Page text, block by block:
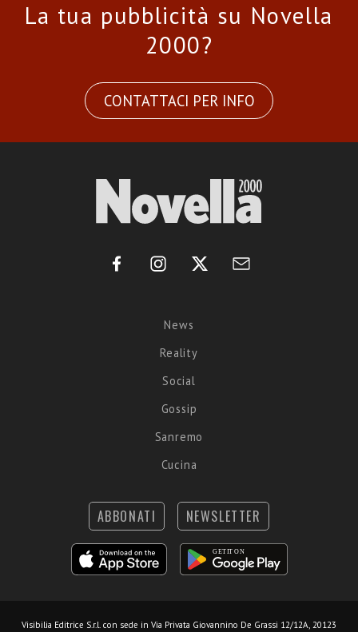
La tua pubblicità su Novella
2000?
CONTATTACI PER INFO
News
Reality
Social
Gossip
Sanremo
Cucina
ABBONATI NEWSLETTER
Visibilia Editrice S.r.l. con sede in Via Privata Giovannino De Grassi 12/12A, 20123